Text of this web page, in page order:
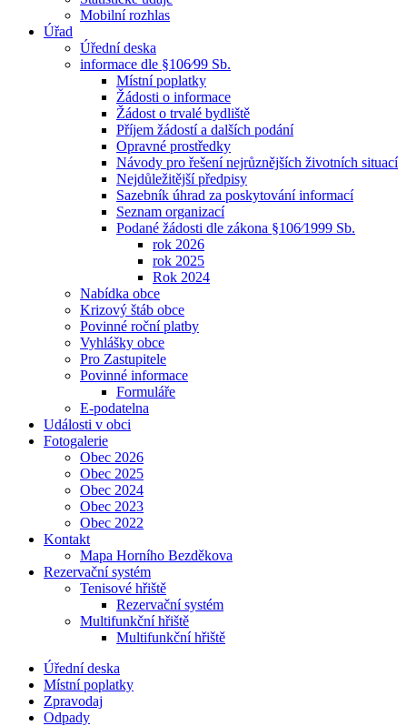
Mobilní rozhlas
Úřad
Úřední deska
informace dle §106⁄99 Sb.
Místní poplatky
Žádosti o informace
Žádost o trvalé bydliště
Příjem žádostí a dalších podání
Opravné prostředky
Návody pro řešení nejrůznějších životních situací
Nejdůležitější předpisy
Sazebník úhrad za poskytování informací
Seznam organizací
Podané žádosti dle zákona §106⁄1999 Sb.
rok 2026
rok 2025
Rok 2024
Nabídka obce
Krizový štáb obce
Povinné roční platby
Vyhlášky obce
Pro Zastupitele
Povinné informace
Formuláře
E-podatelna
Události v obci
Fotogalerie
Obec 2026
Obec 2025
Obec 2024
Obec 2023
Obec 2022
Kontakt
Mapa Horního Bezděkova
Rezervační systém
Tenisové hřiště
Rezervační systém
Multifunkční hřiště
Multifunkční hřiště
Úřední deska
Místní poplatky
Zpravodaj
Odpady